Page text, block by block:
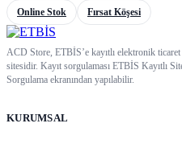
Online Stok Fırsat Köşesi
ACD Store, ETBİS’e kayıtlı elektronik ticaret
sitesidir. Kayıt sorgulaması ETBİS Kayıtlı
Sorgulama ekranından yapılabilir.
KURUMSAL